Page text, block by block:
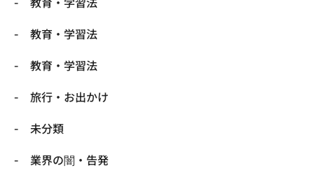
教育・学習法
教育・学習法
旅行・お出かけ
未分類
業界の闇・告発